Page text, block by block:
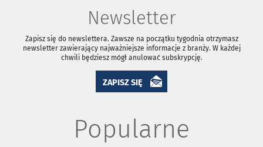
Newsletter
Zapisz się do newslettera. Zawsze na początku tygodnia otrzymasz
newsletter zawierający najważniejsze informacje z branży. W każdej
chwili będziesz mógł anulować subskrypcję.
ZAPISZ SIĘ
Popularne